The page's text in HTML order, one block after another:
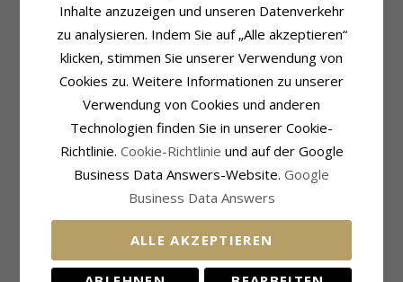
Länge:
42 cm zzgl. 3 cm verlängerung
Anhänger
Metall:8 Karat Gold
Kollektion:Amoré
Oberfläche: Polierter
Lieferzeit: 4-5 Werktage
VERWANDTE PRODUKTE
Inhalte anzuzeigen und unseren Datenverkehr
zu analysieren. Indem Sie auf „Alle akzeptieren“
klicken, stimmen Sie unserer Verwendung von
Cookies zu. Weitere Informationen zu unserer
Verwendung von Cookies und anderen
Technologien finden Sie in unserer Cookie-
Richtlinie. Cookie-Richtlinie und auf der Google
Business Data Answers-Website. Google
Business Data Answers
ALLE AKZEPTIEREN